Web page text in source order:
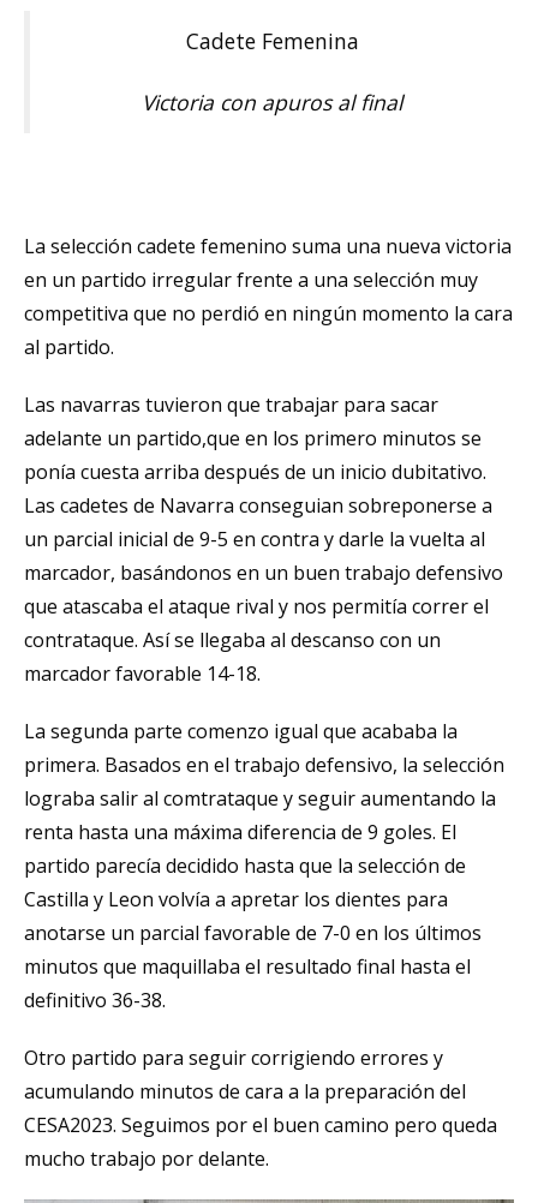
Cadete Femenina
Victoria con apuros al final
La selección cadete femenino suma una nueva victoria
en un partido irregular frente a una selección muy
competitiva que no perdió en ningún momento la cara
al partido.
Las navarras tuvieron que trabajar para sacar
adelante un partido,que en los primero minutos se
ponía cuesta arriba después de un inicio dubitativo.
Las cadetes de Navarra conseguian sobreponerse a
un parcial inicial de 9-5 en contra y darle la vuelta al
marcador, basándonos en un buen trabajo defensivo
que atascaba el ataque rival y nos permitía correr el
contrataque. Así se llegaba al descanso con un
marcador favorable 14-18.
La segunda parte comenzo igual que acababa la
primera. Basados en el trabajo defensivo, la selección
lograba salir al comtrataque y seguir aumentando la
renta hasta una máxima diferencia de 9 goles. El
partido parecía decidido hasta que la selección de
Castilla y Leon volvía a apretar los dientes para
anotarse un parcial favorable de 7-0 en los últimos
minutos que maquillaba el resultado final hasta el
definitivo 36-38.
Otro partido para seguir corrigiendo errores y
acumulando minutos de cara a la preparación del
CESA2023. Seguimos por el buen camino pero queda
mucho trabajo por delante.